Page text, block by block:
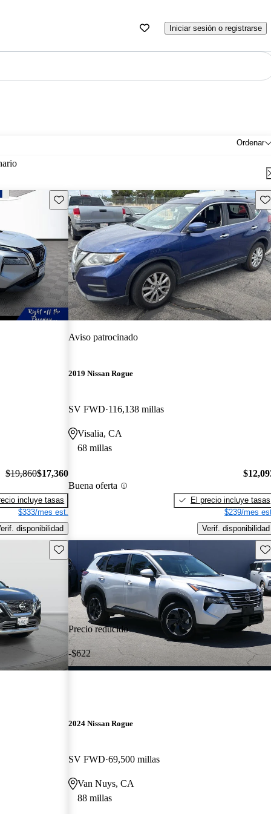
Iniciar sesión o registrarse
Ordenar
Guarda este Aviso
$19,860$17,360
incluye tasas
$333/mes est.
disponibilidad
Aviso patrocinado
2019 Nissan Rogue
SV FWD 116,138 millas
Visalia, CA
68 millas
Buena oferta
El precio incluye tasas
$239/mes
Verif. disponibilidad
Guarda este Aviso
Precio reducido
-$622
2024 Nissan Rogue
SV FWD 69,500 millas
Van Nuys, CA
88 millas